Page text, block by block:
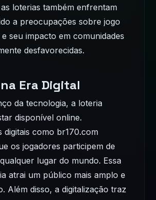
loterias também enfrentam
a preocupações sobre jogo
seu impacto em comunidades
desfavorecidas.
Era Digital
da tecnologia, a loteria
disponível online.
digitais como br170.com
os jogadores participem de
lugar do mundo. Essa
atrai um público mais amplo e
Além disso, a digitalização traz